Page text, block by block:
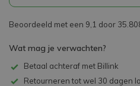
Beoordeeld met een 9,1 door
Wat mag je verwachten?
Betaal achteraf met Billink
Retourneren tot wel 30 dagen